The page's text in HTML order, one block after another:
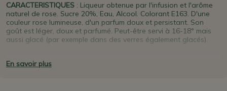
CARACTERISTIQUES : Liqueur obtenue par l'infusion et l'arôme
naturel de rose. Sucre 20%, Eau, Alcool. Colorant E163. D'une
couleur rose lumineuse, d'un parfum doux et persistant. Son
goût est léger, doux et parfumé. Peut-être servi à 16-18° mais
aussi glacé (par exemple dans des verres également glacés).
en cocktail. Excellent avec la pâtisserie et tous les desserts, avec
En savoir plus